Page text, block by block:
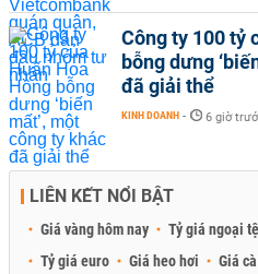
Công ty 100 tỷ
bỗng dưng
đã giải thể
KINH DOANH - 6 giờ
LIÊN KẾT NỔI BẬT
Giá vàng hôm nay Tỷ giá ngoại tệ
Tỷ giá euro
Giá heo hơi Giá